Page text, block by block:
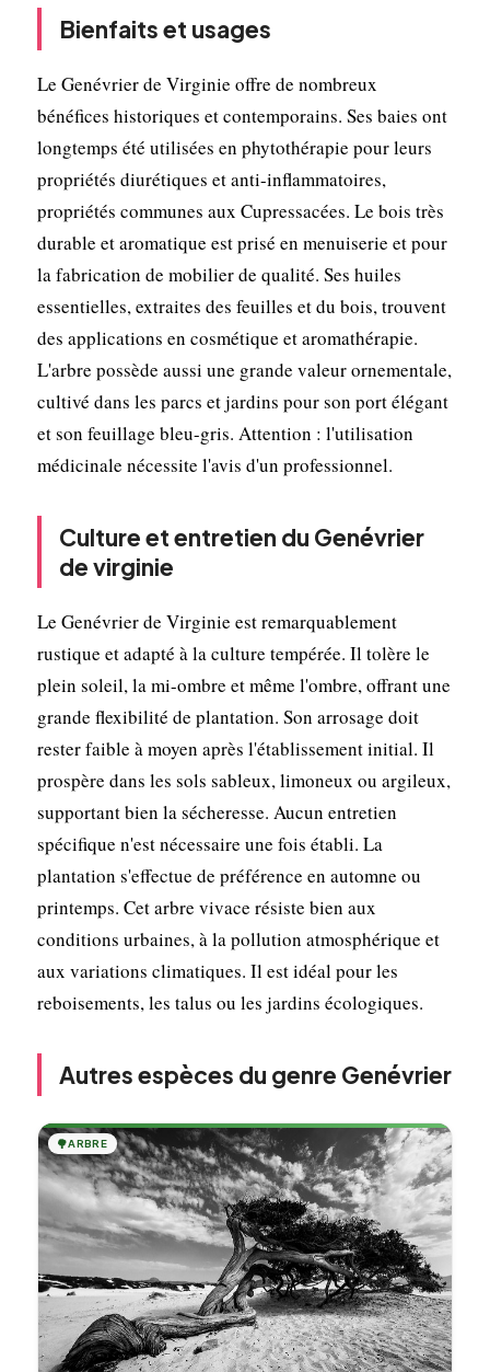
Bienfaits et usages
Le Genévrier de Virginie offre de nombreux
bénéfices historiques et contemporains. Ses baies ont
longtemps été utilisées en phytothérapie pour leurs
propriétés diurétiques et anti-inflammatoires,
propriétés communes aux Cupressacées. Le bois très
durable et aromatique est prisé en menuiserie et pour
la fabrication de mobilier de qualité. Ses huiles
essentielles, extraites des feuilles et du bois, trouvent
des applications en cosmétique et aromathérapie.
L'arbre possède aussi une grande valeur ornementale,
cultivé dans les parcs et jardins pour son port élégant
et son feuillage bleu-gris. Attention : l'utilisation
médicinale nécessite l'avis d'un professionnel.
Culture et entretien du Genévrier
de virginie
Le Genévrier de Virginie est remarquablement
rustique et adapté à la culture tempérée. Il tolère le
plein soleil, la mi-ombre et même l'ombre, offrant une
grande flexibilité de plantation. Son arrosage doit
rester faible à moyen après l'établissement initial. Il
prospère dans les sols sableux, limoneux ou argileux,
supportant bien la sécheresse. Aucun entretien
spécifique n'est nécessaire une fois établi. La
plantation s'effectue de préférence en automne ou
printemps. Cet arbre vivace résiste bien aux
conditions urbaines, à la pollution atmosphérique et
aux variations climatiques. Il est idéal pour les
reboisements, les talus ou les jardins écologiques.
Autres espèces du genre Genévrier
🌳ARBRE